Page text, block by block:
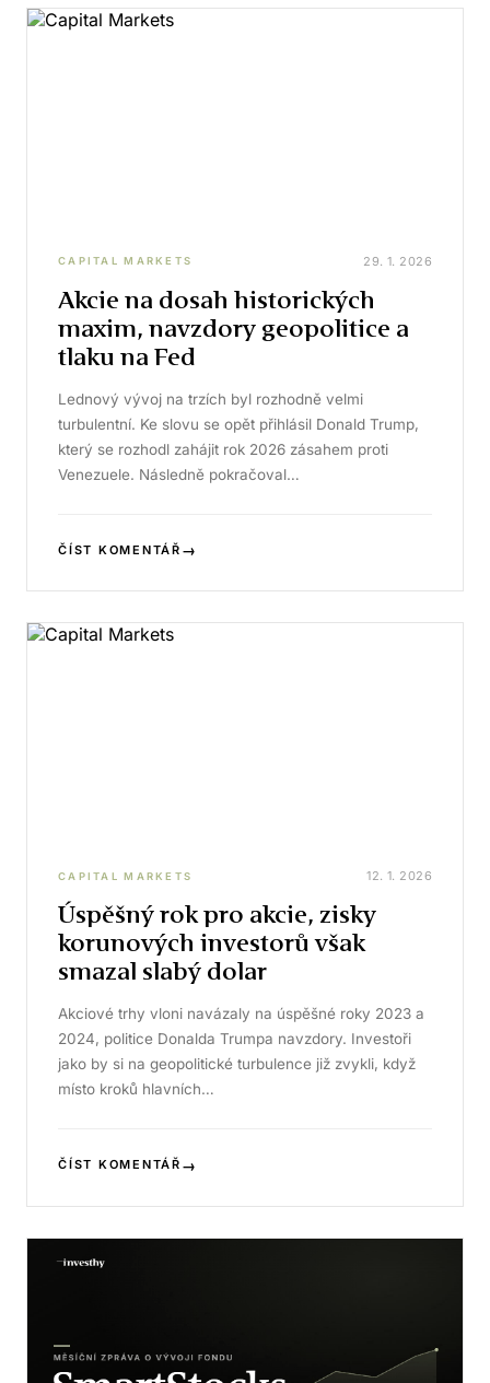
CAPITAL MARKETS 29. 1. 2026
Akcie na dosah historických
maxim, navzdory geopolitice a
tlaku na Fed
Lednový vývoj na trzích byl rozhodně velmi
turbulentní. Ke slovu se opět přihlásil Donald Trump,
který se rozhodl zahájit rok 2026 zásahem proti
Venezuele. Následně pokračoval…
ČÍST KOMENTÁŘ →
CAPITAL MARKETS 12. 1. 2026
Úspěšný rok pro akcie, zisky
korunových investorů však
smazal slabý dolar
Akciové trhy vloni navázaly na úspěšné roky 2023 a
2024, politice Donalda Trumpa navzdory. Investoři
jako by si na geopolitické turbulence již zvykli, když
místo kroků hlavních…
ČÍST KOMENTÁŘ →